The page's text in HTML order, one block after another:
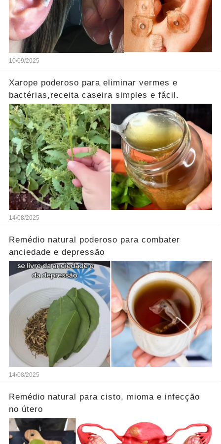
10/09/2025
Xarope poderoso para eliminar vermes e
bactérias,receita caseira simples e fácil.
14/08/2025
Remédio natural poderoso para combater
anciedade e depressão
14/08/2025
Remédio natural para cisto, mioma e infecção
no útero